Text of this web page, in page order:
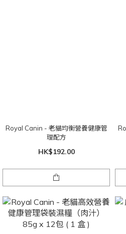
Royal Canin - 老貓均衡營養健康管
理配方
HK$192.00